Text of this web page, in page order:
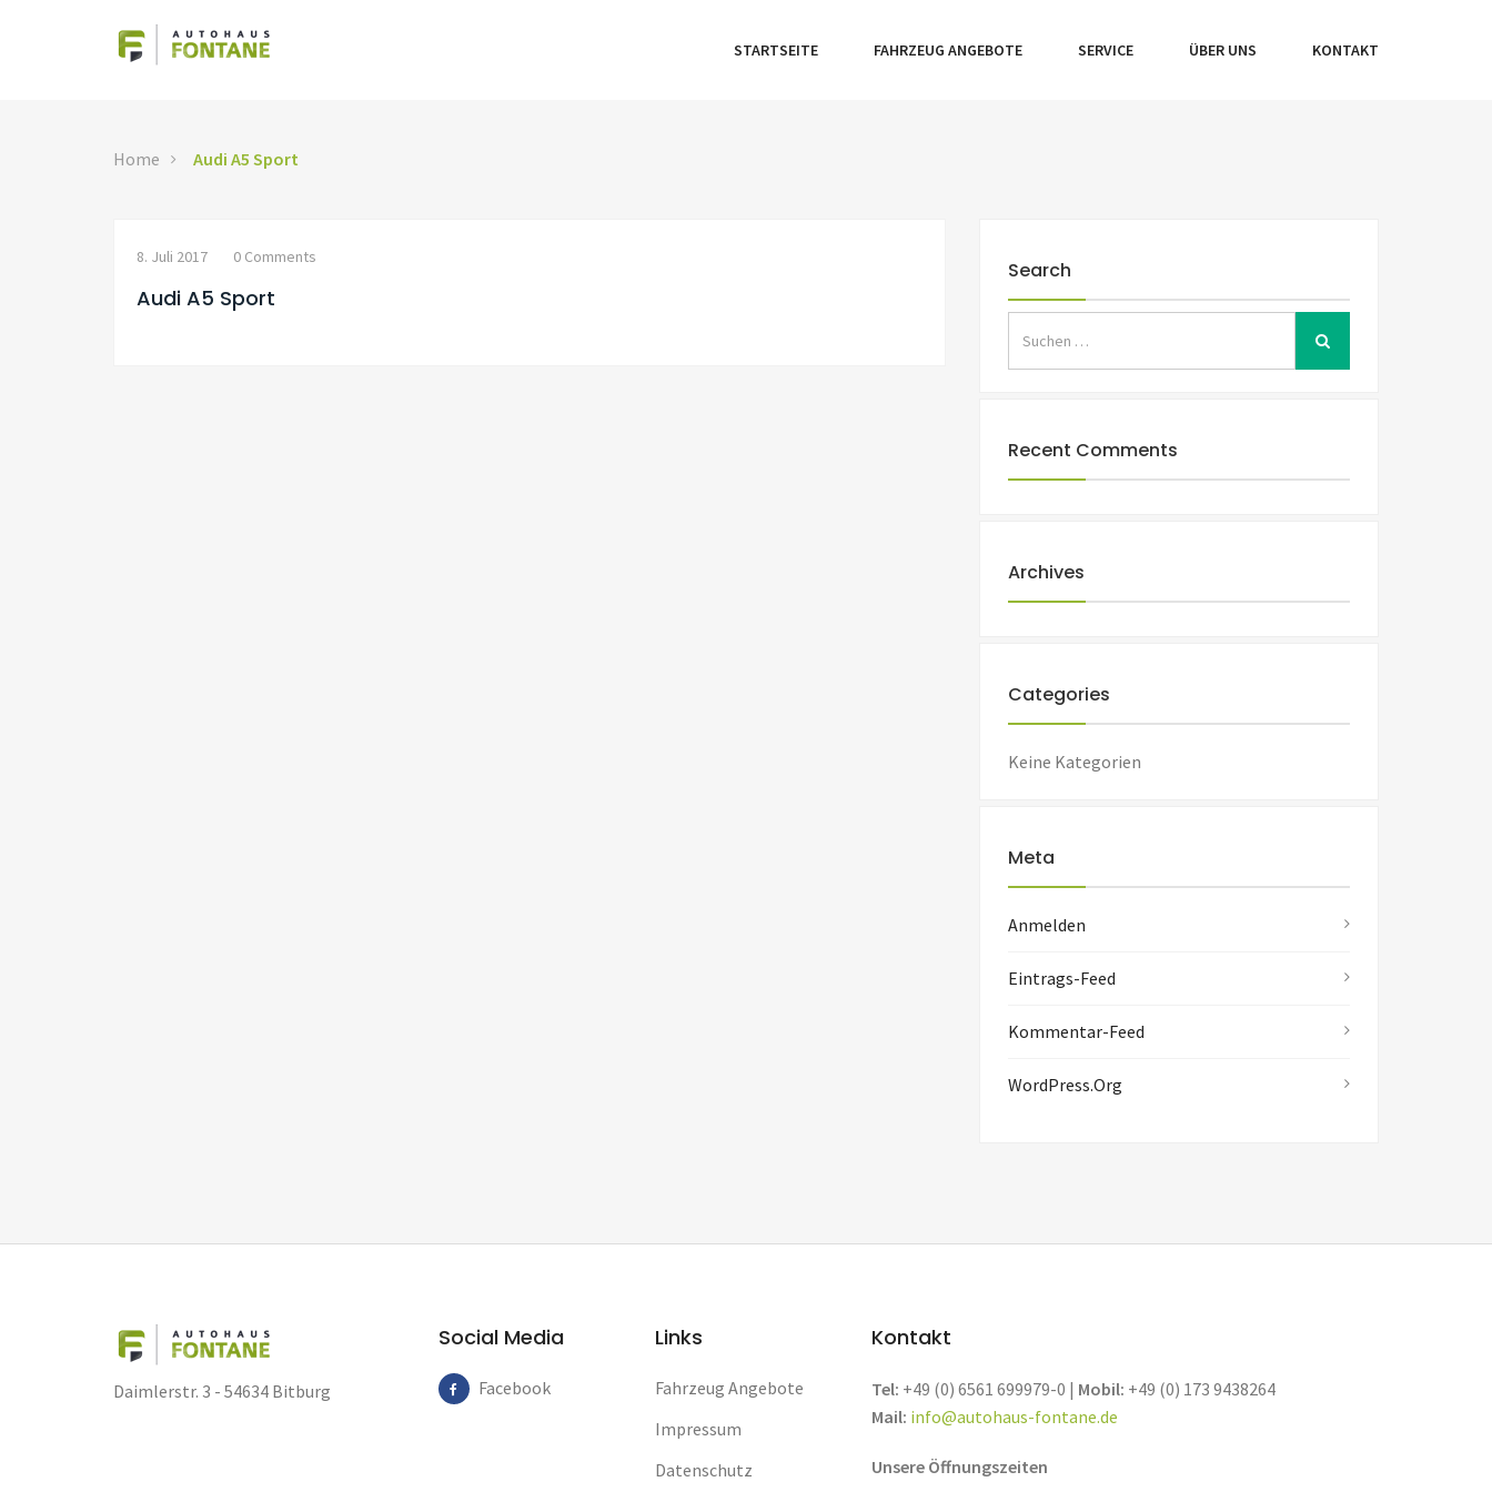
STARTSEITE FAHRZEUG ANGEBOTE SERVICE ÜBER UNS KONTAKT
Home Audi A5 Sport
8. Juli 2017 0 Comments
Audi A5 Sport
Search
Recent Comments
Archives
Categories
Keine Kategorien
Meta
Anmelden
Eintrags-Feed
Kommentar-Feed
WordPress.org
Daimlerstr. 3 - 54634 Bitburg
Social Media
Facebook
Links
Fahrzeug Angebote
Impressum
Datenschutz
Kontakt
Tel: +49 (0) 6561 699979-0 | Mobil: +49 (0) 173 9438264
Mail: info@autohaus-fontane.de
Unsere Öffnungszeiten